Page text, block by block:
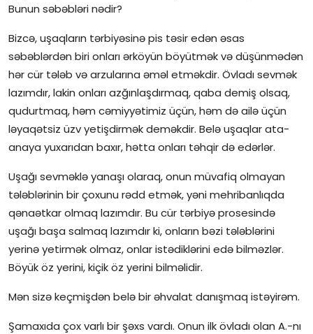
Bunun səbəbləri nədir?
Bizcə, uşaqların tərbiyəsinə pis təsir edən əsas
səbəblərdən biri onları ərköyün böyütmək və düşünmədən
hər cür tələb və arzularına əməl etməkdir. Övladı sevmək
lazımdır, lakin onları azğınlaşdırmaq, qaba demiş olsaq,
qudurtmaq, həm cəmiyyətimiz üçün, həm də ailə üçün
ləyaqətsiz üzv yetişdirmək deməkdir. Belə uşaqlar ata-
anaya yuxarıdan baxır, hətta onları təhqir də edərlər.
Uşağı sevməklə yanaşı olaraq, onun müvafiq olmayan
tələblərinin bir çoxunu rədd etmək, yəni mehribanlıqda
qənaətkar olmaq lazımdır. Bu cür tərbiyə prosesində
uşağı başa salmaq lazımdır ki, onların bəzi tələblərini
yerinə yetirmək olmaz, onlar istədiklərini edə bilməzlər.
Böyük öz yerini, kiçik öz yerini bilməlidir.
Mən sizə keçmişdən belə bir əhvalat danışmaq istəyirəm.
Şamaxıda çox varlı bir şəxs vardı. Onun ilk övladı olan A.-nı